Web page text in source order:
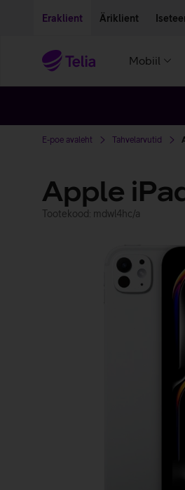
Eraklient Äriklient
Mobiil
E-poe avaleht Tahvelarvutid
Apple
Tootekood: mdwl4hc/a